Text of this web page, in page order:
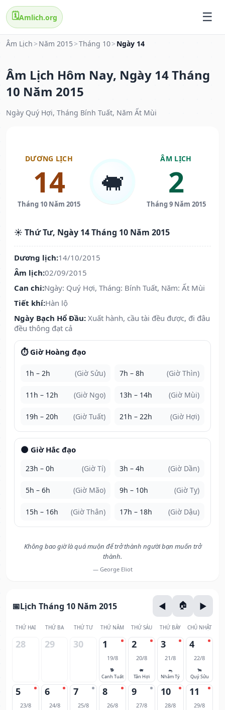
🗓️Amlich.org
Âm Lịch > Năm 2015 >Tháng 10> Ngày 14
Âm Lịch Hôm Nay, Ngày 14 Tháng
10 Năm 2015
Ngày Quý Hợi, Tháng Bính Tuất, Năm Ất Mùi
DƯƠNG LỊCH
14
Tháng 10 Năm 2015
🐖
ÂM LỊCH
2
Tháng 9 Năm 2015
☀️ Thứ Tư, Ngày 14 Tháng 10 Năm 2015
Dương lịch:14/10/2015
Âm lịch:02/09/2015
Can chi:Ngày: Quý Hợi, Tháng: Bính Tuất, Năm: Ất Mùi
Tiết khí:Hàn lộ
Ngày Bạch Hổ Đầu: Xuất hành, cầu tài đều được, đi đâu
đều thông đạt cả
⏱️ Giờ Hoàng đạo
1h – 2h (Giờ Sửu) 7h – 8h (Giờ Thìn)
11h – 12h (Giờ Ngọ) 13h – 14h (Giờ Mùi)
19h – 20h (Giờ Tuất) 21h – 22h (Giờ Hợi)
🌑 Giờ Hắc đạo
23h – 0h (Giờ Tí) 3h – 4h (Giờ Dần)
5h – 6h (Giờ Mão) 9h – 10h (Giờ Tỵ)
15h – 16h (Giờ Thân) 17h – 18h (Giờ Dậu)
Không bao giờ là quá muộn để trở thành người bạn muốn trở
thành.
— George Eliot
Lịch Tháng 10 Năm 2015
THỨ HAI THỨ BA THỨ TƯ THỨ NĂM THỨ SÁU THỨ BẢY CHỦ NHẬT
28 29 30 1
19/8
🐕
Canh Tuất
2
20/8
🐖
Tân Hợi
3
21/8
🐀
Nhâm Tý
4
22/8
🐂
Quý Sửu
5
23/8
6
24/8
7
25/8
8
26/8
9
27/8
10
28/8
11
29/8